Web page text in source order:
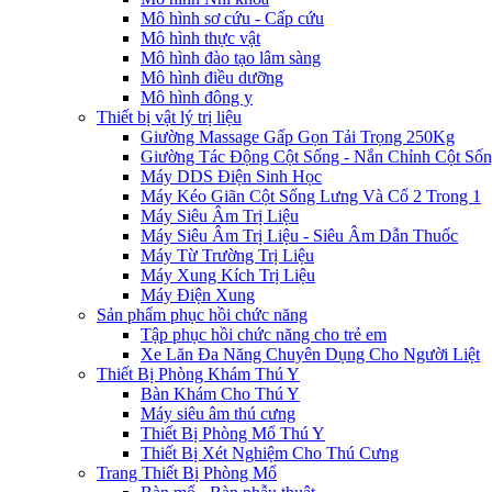
Mô hình sơ cứu - Cấp cứu
Mô hình thực vật
Mô hình đào tạo lâm sàng
Mô hình điều dưỡng
Mô hình đông y
Thiết bị vật lý trị liệu
Giường Massage Gấp Gọn Tải Trọng 250Kg
Giường Tác Động Cột Sống - Nắn Chỉnh Cột
Máy DDS Điện Sinh Học
Máy Kéo Giãn Cột Sống Lưng Và Cổ 2 Trong 1
Máy Siêu Âm Trị Liệu
Máy Siêu Âm Trị Liệu - Siêu Âm Dẫn Thuốc
Máy Từ Trường Trị Liệu
Máy Xung Kích Trị Liệu
Máy Điện Xung
Sản phẩm phục hồi chức năng
Tập phục hồi chức năng cho trẻ em
Xe Lăn Đa Năng Chuyên Dụng Cho Người Liệt
Thiết Bị Phòng Khám Thú Y
Bàn Khám Cho Thú Y
Máy siêu âm thú cưng
Thiết Bị Phòng Mổ Thú Y
Thiết Bị Xét Nghiệm Cho Thú Cưng
Trang Thiết Bị Phòng Mổ